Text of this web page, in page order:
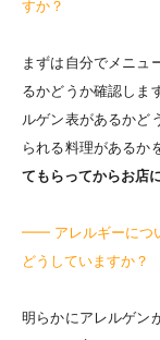
すか？
まずは自分でメニュ
るかどうか確認しま
ルゲン表があるかど
られる料理があるか
てもらってからお店
━━ アレルギーにつ
どうしていますか？
明らかにアレルゲン